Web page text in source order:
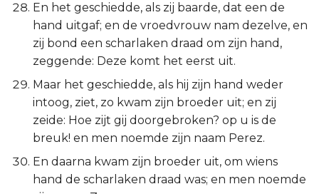
En het geschiedde, als zij baarde, dat een de
hand uitgaf; en de vroedvrouw nam dezelve, en
zij bond een scharlaken draad om zijn hand,
zeggende: Deze komt het eerst uit.
Maar het geschiedde, als hij zijn hand weder
intoog, ziet, zo kwam zijn broeder uit; en zij
zeide: Hoe zijt gij doorgebroken? op u is de
breuk! en men noemde zijn naam Perez.
En daarna kwam zijn broeder uit, om wiens
hand de scharlaken draad was; en men noemde